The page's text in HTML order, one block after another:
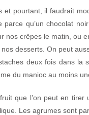
et pourtant, il faudrait
qu’un chocolat
nos crêpes le matin, ou
desserts. On peut
deux fois dans
du manioc au moins
que l’on peut en
Les agrumes sont